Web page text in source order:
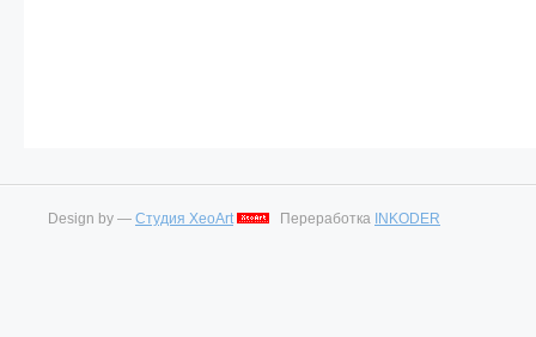
Design by — Студия XeoArt Переработка INKODER